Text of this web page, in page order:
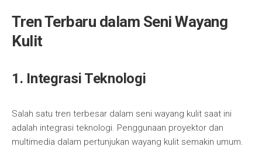
Tren Terbaru dalam Seni Wayang
Kulit
1. Integrasi Teknologi
Salah satu tren terbesar dalam seni wayang kulit saat ini
adalah integrasi teknologi. Penggunaan proyektor dan
multimedia dalam pertunjukan wayang kulit semakin umum.